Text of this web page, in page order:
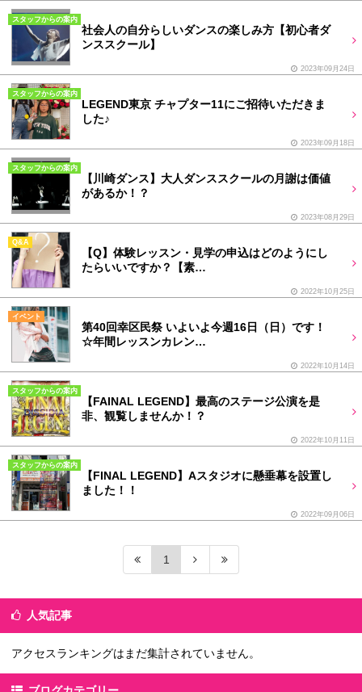
スタッフからの案内
社会人の自分らしいダンスの楽しみ方【初心者ダ
ンススクール】
2023年09月24日
スタッフからの案内
LEGEND東京 チャプター11にご招待いただきま
した♪
2023年09月18日
スタッフからの案内
【川崎ダンス】大人ダンススクールの月謝は価値
があるか！？
2023年08月29日
Q&A
【Q】体験レッスン・見学の申込はどのようにし
たらいいですか？【素…
2022年10月25日
イベント
第40回幸区民祭 いよいよ今週16日（日）です！
☆年間レッスンカレン…
2022年10月14日
スタッフからの案内
【FAINAL LEGEND】最高のステージ公演を是
非、観覧しませんか！？
2022年10月11日
スタッフからの案内
【FINAL LEGEND】Aスタジオに懸垂幕を設置し
ました！！
2022年09月06日
1
人気記事
アクセスランキングはまだ集計されていません。